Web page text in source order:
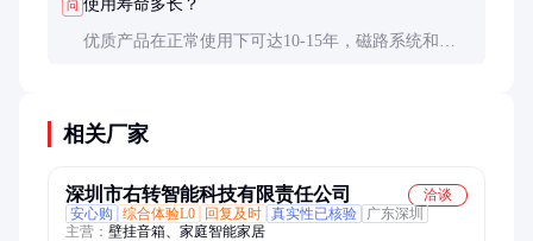
问 使用寿命多长？
优质产品在正常使用下可达10-15年，磁路系统和振
相关厂家
深圳市右转智能科技有限责任公司
洽谈
安心购
综合体验L0 回复及时 真实性已核验
广东深圳
主营： 壁挂音箱、家庭智能家居